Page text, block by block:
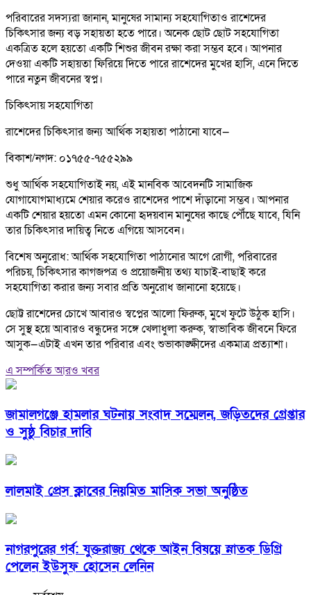
পরিবারের সদস্যরা জানান, মানুষের সামান্য সহযোগিতাও রাশেদের
চিকিৎসার জন্য বড় সহায়তা হতে পারে। অনেক ছোট ছোট সহযোগিতা
একত্রিত হলে হয়তো একটি শিশুর জীবন রক্ষা করা সম্ভব হবে। আপনার
দেওয়া একটি সহায়তা ফিরিয়ে দিতে পারে রাশেদের মুখের হাসি, এনে দিতে
পারে নতুন জীবনের স্বপ্ন।
চিকিৎসায় সহযোগিতা
রাশেদের চিকিৎসার জন্য আর্থিক সহায়তা পাঠানো যাবে—
বিকাশ/নগদ: ০১৭৫৫-৭৫৫২৯৯
শুধু আর্থিক সহযোগিতাই নয়, এই মানবিক আবেদনটি সামাজিক
যোগাযোগমাধ্যমে শেয়ার করেও রাশেদের পাশে দাঁড়ানো সম্ভব। আপনার
একটি শেয়ার হয়তো এমন কোনো হৃদয়বান মানুষের কাছে পৌঁছে যাবে, যিনি
তার চিকিৎসার দায়িত্ব নিতে এগিয়ে আসবেন।
বিশেষ অনুরোধ: আর্থিক সহযোগিতা পাঠানোর আগে রোগী, পরিবারের
পরিচয়, চিকিৎসার কাগজপত্র ও প্রয়োজনীয় তথ্য যাচাই-বাছাই করে
সহযোগিতা করার জন্য সবার প্রতি অনুরোধ জানানো হয়েছে।
ছোট্ট রাশেদের চোখে আবারও স্বপ্নের আলো ফিরুক, মুখে ফুটে উঠুক হাসি।
সে সুস্থ হয়ে আবারও বন্ধুদের সঙ্গে খেলাধুলা করুক, স্বাভাবিক জীবনে ফিরে
আসুক—এটাই এখন তার পরিবার এবং শুভাকাঙ্ক্ষীদের একমাত্র প্রত্যাশা।
এ সম্পর্কিত আরও খবর
জামালগঞ্জে হামলার ঘটনায় সংবাদ সম্মেলন, জড়িতদের গ্রেপ্তার
ও সুষ্ঠু বিচার দাবি
লালমাই প্রেস ক্লাবের নিয়মিত মাসিক সভা অনুষ্ঠিত
নাগরপুরের গর্ব: যুক্তরাজ্য থেকে আইন বিষয়ে স্নাতক ডিগ্রি
পেলেন ইউসুফ হোসেন লেনিন